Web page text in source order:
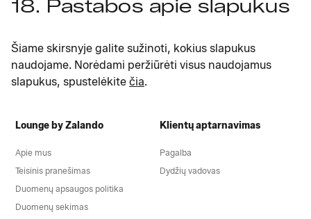
18. Pastabos apie slapukus
Šiame skirsnyje galite sužinoti, kokius slapukus
naudojame. Norėdami peržiūrėti visus naudojamus
slapukus, spustelėkite čia.
Lounge by Zalando
Apie mus
Teisinis pranešimas
Duomenų apsaugos politika
Duomenų sekimas
Klientų aptarnavimas
Pagalba
Dydžių vadovas